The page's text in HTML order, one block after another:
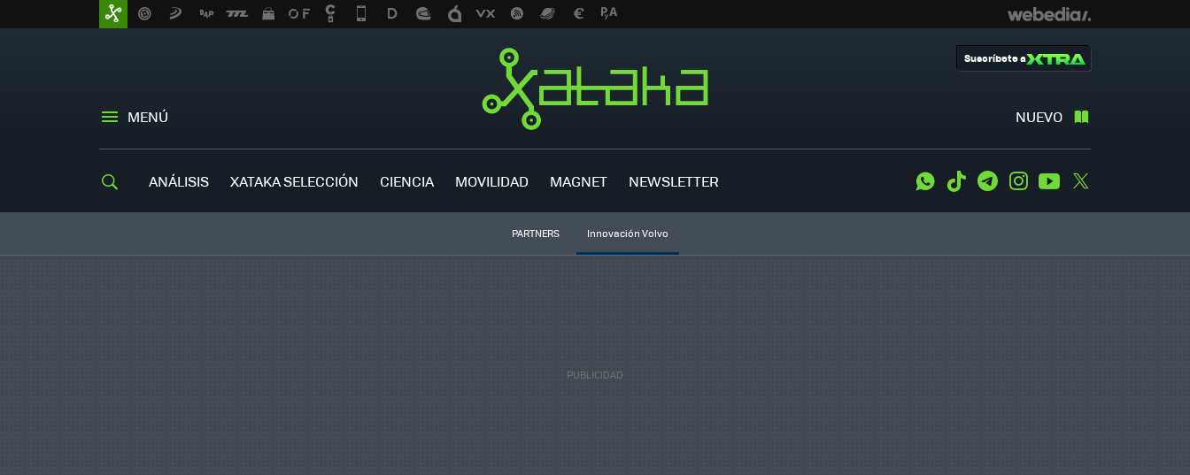
MENÚ NUEVO
Suscríbete a
ANÁLISIS XATAKA SELECCIÓN CIENCIA MOVILIDAD MAGNET NEWSLETTER WhatsApp
Tiktok TelegramInstagramYoutube
PARTNERS Innovación Volvo